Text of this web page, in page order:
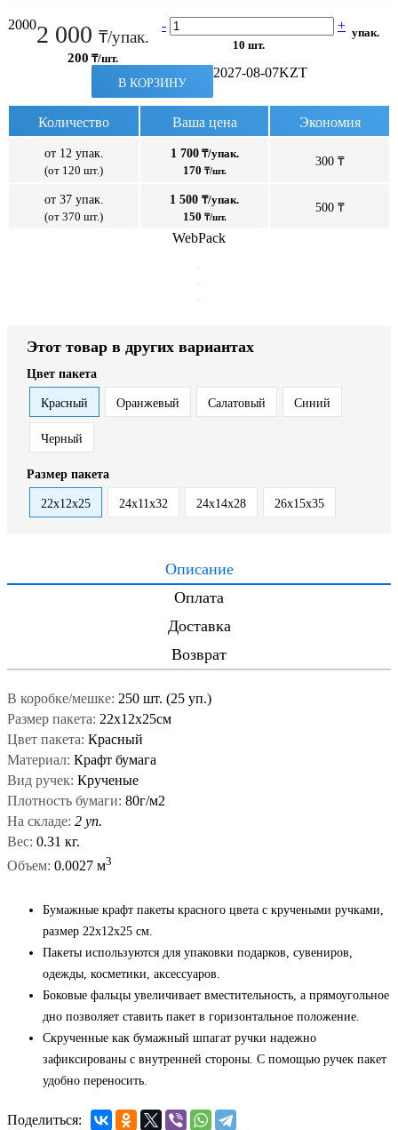
20002 000 ₸/упак.
200 ₸/шт.
- +
10 шт.
упак.
В КОРЗИНУ
2027-08-07KZT
Количество Ваша цена Экономия
от 12 упак.
(от 120 шт.)
1 700₸/упак.
170 ₸/шт.
300 ₸
от 37 упак.
(от 370 шт.)
1 500 ₸/упак.
150 ₸/шт.
500 ₸
WebPack
Этот товар в других вариантах
Цвет пакета
Красный Оранжевый Салатовый Синий
Черный
Размер пакета
22х12х25 24х11х32 24х14х28 26х15х35
Описание
Оплата
Доставка
Возврат
В коробке/мешке: 250 шт. (25 уп.)
Размер пакета: 22х12х25см
Цвет пакета: Красный
Материал: Крафт бумага
Вид ручек: Крученые
Плотность бумаги: 80г/м2
На складе: 2 уп.
Вес: 0.31 кг.
Объем: 0.0027 м3
Бумажные крафт пакеты красного цвета с кручеными ручками,
размер 22x12x25 см.
Пакеты используются для упаковки подарков, сувениров,
одежды, косметики, аксессуаров.
Боковые фальцы увеличивает вместительность, а прямоугольное
дно позволяет ставить пакет в горизонтальное положение.
Скрученные как бумажный шпагат ручки надежно
зафиксированы с внутренней стороны. С помощью ручек пакет
удобно переносить.
Поделиться: